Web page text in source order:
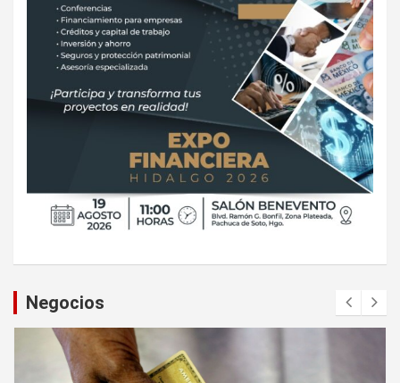
Negocios